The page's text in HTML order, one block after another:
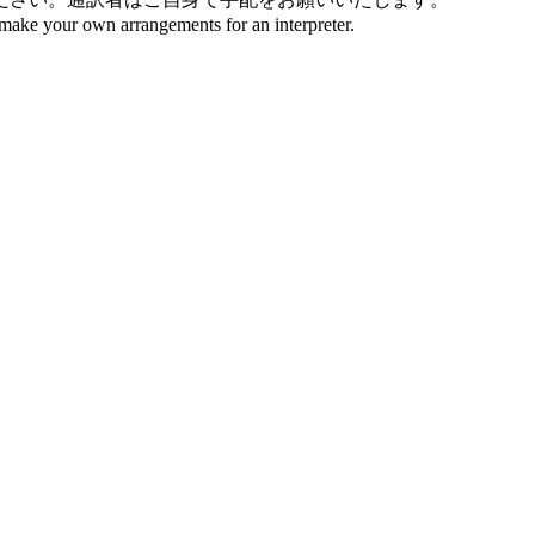
your own arrangements for an interpreter.